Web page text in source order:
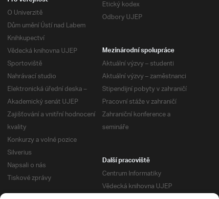
Etický kodex
Odbory UJEP
O Univerzitě
Dům umění Ústí nad Labem
Knihkupectví
Vědecká knihovna UJEP
Sportoviště
Nahrávací studio
Elektronická úřední deska –
Akademický senát UJEP
Zajišťování a vnitřní hodnocení
kvality
Konkurzy a volné pozice
Silverius
Napsali o nás
Tiskové zprávy
Mezinárodní spolupráce
Aktuální výzvy – studenti
Aktuální výzvy – zaměstnanci
Stipendijní pobyty v zahraničí
Pracovní stáže v zahraničí
Zahraniční konference a
semináře
Další pracoviště
Centrum Informatiky
Vědecká knihovna UJEP